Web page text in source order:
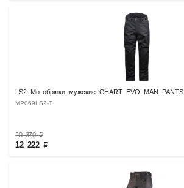
LS2 Мотобрюки мужские CHART EVO MAN PANTS
MP069LS2-T
20 370₽
12 222 ₽